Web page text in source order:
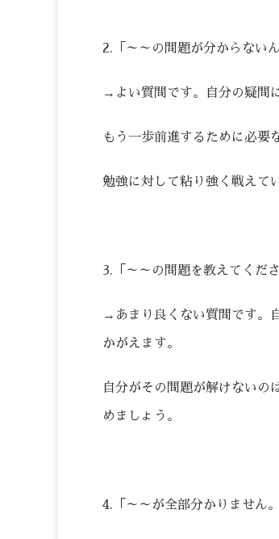
2.「～～の問題が分からない
→よい質問です。自分の疑問
もう一歩前進するために必要
勉強に対して粘り強く戦えて
3.「～～の問題を教えてくださ
→あまり良くない質問です。
かがえます。
自分がその問題が解けないの
めましょう。
4.「～～が全部分かりません。